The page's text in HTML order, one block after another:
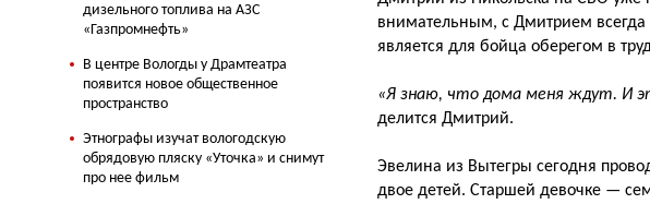
внимательным, с Дмитрием
является для бойца оберегом в
«Я знаю, что дома меня ждут. И
делится Дмитрий.
Эвелина из Вытегры сегодня
двое детей. Старшей девочке —
дизельного топлива на АЗС
«Газпромнефть»
В центре Вологды у Драмтеатра
появится новое общественное
пространство
Этнографы изучат вологодскую
обрядовую пляску «Уточка» и снимут
про нее фильм